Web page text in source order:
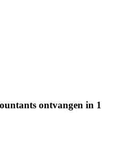
ontvangen in 1